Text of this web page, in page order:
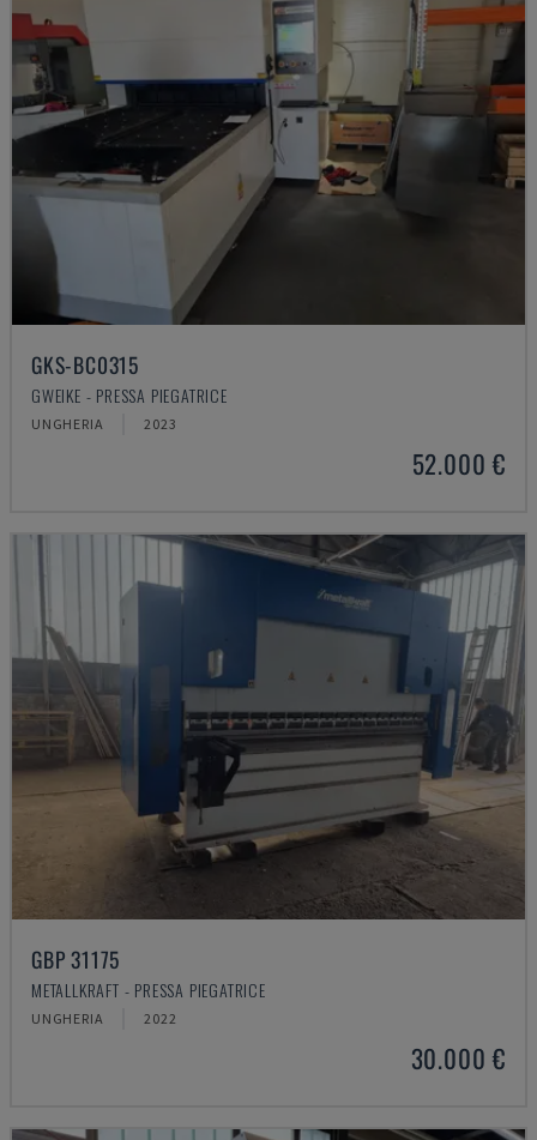
GKS-BC0315
GWEIKE - PRESSA PIEGATRICE
UNGHERIA 2023
52.000 €
GBP 31175
METALLKRAFT - PRESSA PIEGATRICE
UNGHERIA 2022
30.000 €